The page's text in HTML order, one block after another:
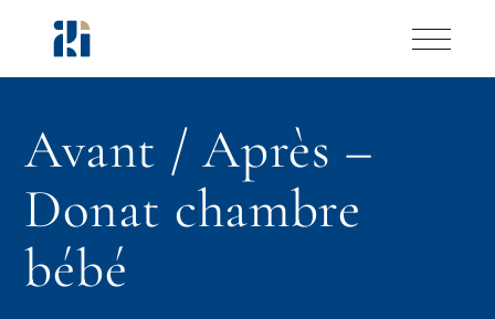
content
Avant / Après –
Donat chambre
bébé